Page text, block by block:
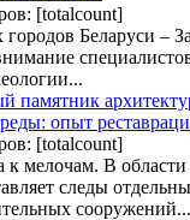
[totalcount]
Беларуси –
памятник
опыт
[totalcount]
к мелочам. В
следы
сооружений...